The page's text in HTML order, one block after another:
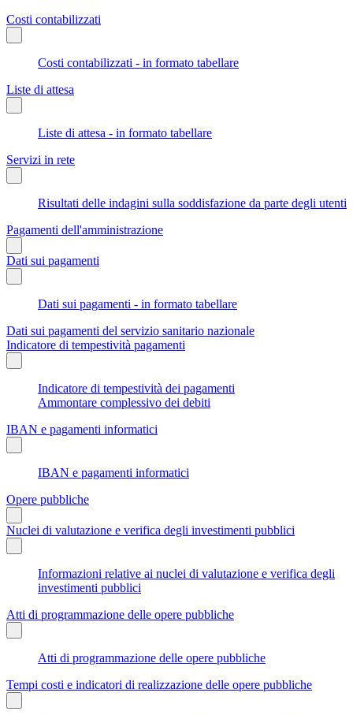
Costi contabilizzati
Costi contabilizzati - in formato tabellare
Liste di attesa
Liste di attesa - in formato tabellare
Servizi in rete
Risultati delle indagini sulla soddisfazione da parte degli utenti
Pagamenti dell'amministrazione
Dati sui pagamenti
Dati sui pagamenti - in formato tabellare
Dati sui pagamenti del servizio sanitario nazionale
Indicatore di tempestività pagamenti
Indicatore di tempestività dei pagamenti
Ammontare complessivo dei debiti
IBAN e pagamenti informatici
IBAN e pagamenti informatici
Opere pubbliche
Nuclei di valutazione e verifica degli investimenti pubblici
Informazioni relative ai nuclei di valutazione e verifica degli
investimenti pubblici
Atti di programmazione delle opere pubbliche
Atti di programmazione delle opere pubbliche
Tempi costi e indicatori di realizzazione delle opere pubbliche